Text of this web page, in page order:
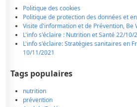
Politique des cookies
Politique de protection des données et
Visite d'information et de Prévention, Be
L'info s'éclaire : Nutrition et Santé 22/10/
L'info s'éclaire: Stratégies sanitaires en
10/11/2021
Tags populaires
nutrition
prévention